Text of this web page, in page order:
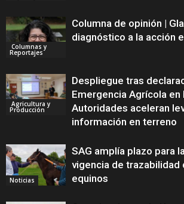
Columnas y
Reportajes
Columna de opinión |
diagnóstico a la acción
Agricultura y
Producción
Despliegue tras
Emergencia Agrícola en
Autoridades aceleran
información en terreno
Noticias
SAG amplía plazo para
vigencia de trazabilidad
equinos